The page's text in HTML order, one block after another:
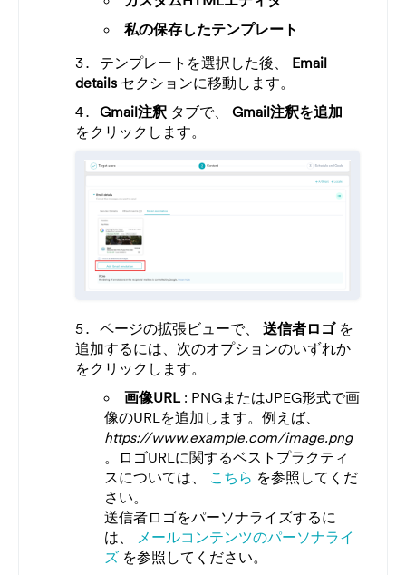
私の保存したテンプレート
テンプレートを選択した後、 Email
details セクションに移動します。
Gmail注釈 タブで、 Gmail注釈を追加
をクリックします。
ページの拡張ビューで、 送信者ロゴ を
追加するには、次のオプションのいずれか
をクリックします。
画像URL : PNGまたはJPEG形式で画
像のURLを追加します。例えば、
https://www.example.com/image.png
。ロゴURLに関するベストプラクティ
スについては、 こちら を参照してくだ
さい。
送信者ロゴをパーソナライズするに
は、
メールコンテンツのパーソナライ
ズ を参照してください。